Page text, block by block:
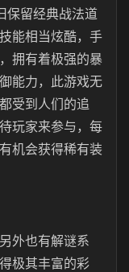
保留经典战法道
能相当炫酷，手
拥有着极强的暴
能力，此游戏无
受到人们的追
玩家来参与，每
机会获得稀有装
外也有解谜系
极其丰富的彩